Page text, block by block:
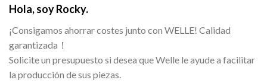
Hola, soy Rocky.
¡Consigamos ahorrar costes junto con WELLE! Calidad
garantizada！
Solicite un presupuesto si desea que Welle le ayude a facilitar
la producción de sus piezas.